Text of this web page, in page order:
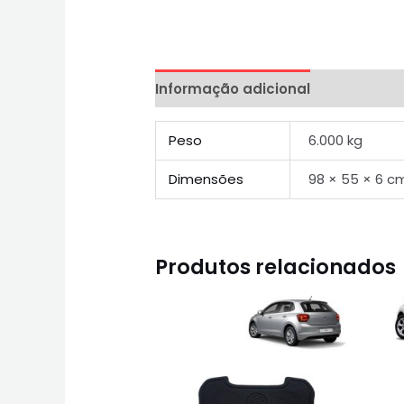
Informação adicional
Peso 6.000 kg
Dimensões 98 × 55 × 6
Produtos relacionados